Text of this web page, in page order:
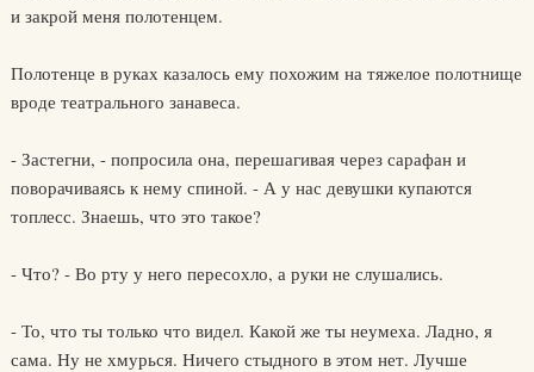
и закрой меня полотенцем.
Полотенце в руках казалось ему похожим на тяжелое полотнище
вроде театрального занавеса.
- Застегни, - попросила она, перешагивая через сарафан и
поворачиваясь к нему спиной. - А у нас девушки купаются
топлесс. Знаешь, что это такое?
- Что? - Во рту у него пересохло, а руки не слушались.
- То, что ты только что видел. Какой же ты неумеха. Ладно, я
сама. Ну не хмурься. Ничего стыдного в этом нет. Лучше